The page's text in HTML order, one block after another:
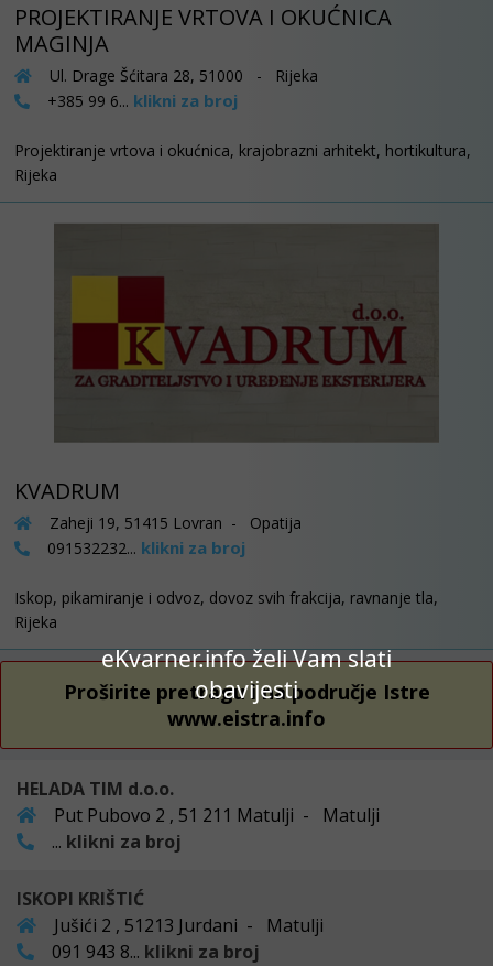
eKvarner.info želi Vam slati
obavijesti
PROJEKTIRANJE VRTOVA I OKUĆNICA
MAGINJA
Ul. Drage Šćitara 28, 51000 - Rijeka
+385 99 6... klikni za broj
Projektiranje vrtova i okućnica, krajobrazni arhitekt, hortikultura,
Rijeka
KVADRUM
Zaheji 19, 51415 Lovran - Opatija
091532232... klikni za broj
Iskop, pikamiranje i odvoz, dovoz svih frakcija, ravnanje tla,
Rijeka
Proširite pretragu i na područje Istre
www.eistra.info
HELADA TIM d.o.o.
Put Pubovo 2 , 51 211 Matulji - Matulji
... klikni za broj
ISKOPI KRIŠTIĆ
Jušići 2 , 51213 Jurdani - Matulji
091 943 8... klikni za broj